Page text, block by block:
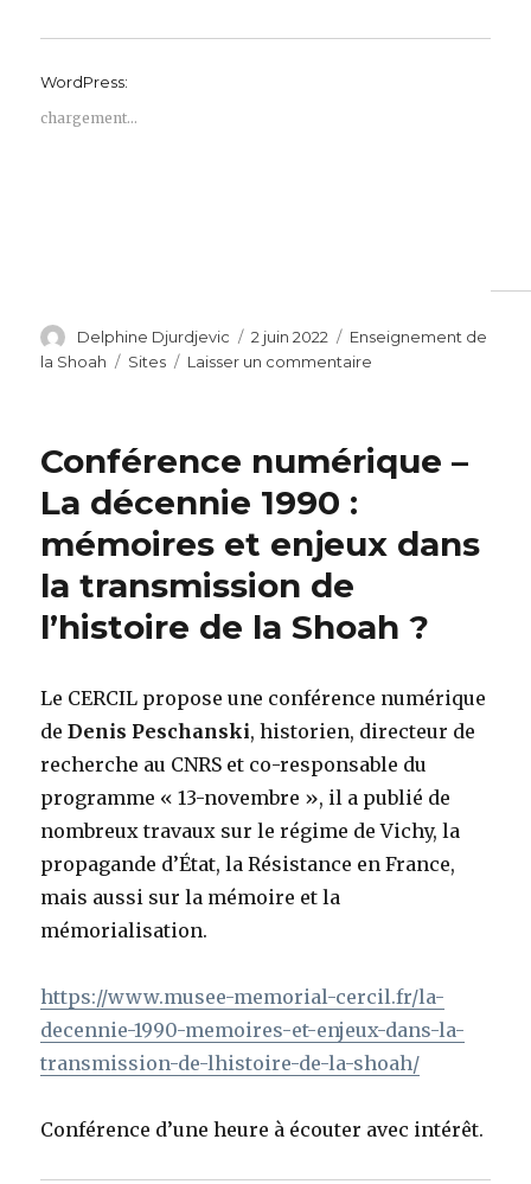
WordPress:
chargement…
Auteur
Delphine Djurdjevic
Publié
le
2 juin 2022 Catégories
Enseignement de
la Shoah
Étiquettes
Sites Laisser un commentaire
L’étoile
jaune
Conférence numérique –
La décennie 1990 :
mémoires et enjeux dans
la transmission de
l’histoire de la Shoah ?
Le CERCIL propose une conférence numérique
deDenis Peschanski, historien, directeur de
recherche au CNRS et co-responsable du
programme « 13-novembre », il a publié de
nombreux travaux sur le régime de Vichy, la
propagande d’État, la Résistance en France,
mais aussi sur la mémoire et la
mémorialisation.
https://www.musee-memorial-cercil.fr/la-
decennie-1990-memoires-et-enjeux-dans-la-
transmission-de-lhistoire-de-la-shoah/
Conférence d’une heure à écouter avec intérêt.